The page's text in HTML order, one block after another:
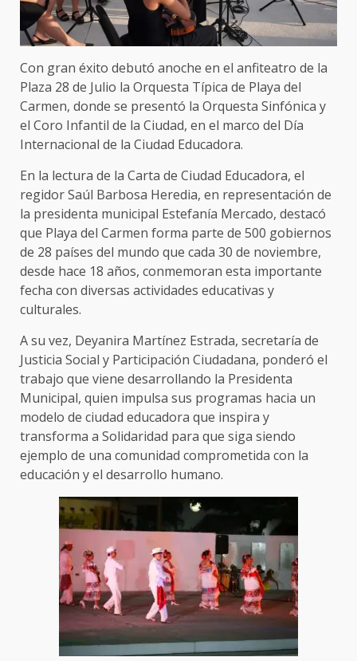
Con gran éxito debutó anoche en el anfiteatro de la
Plaza 28 de Julio la Orquesta Típica de Playa del
Carmen, donde se presentó la Orquesta Sinfónica y
el Coro Infantil de la Ciudad, en el marco del Día
Internacional de la Ciudad Educadora.
En la lectura de la Carta de Ciudad Educadora, el
regidor Saúl Barbosa Heredia, en representación de
la presidenta municipal Estefanía Mercado, destacó
que Playa del Carmen forma parte de 500 gobiernos
de 28 países del mundo que cada 30 de noviembre,
desde hace 18 años, conmemoran esta importante
fecha con diversas actividades educativas y
culturales.
A su vez, Deyanira Martínez Estrada, secretaría de
Justicia Social y Participación Ciudadana, ponderó el
trabajo que viene desarrollando la Presidenta
Municipal, quien impulsa sus programas hacia un
modelo de ciudad educadora que inspira y
transforma a Solidaridad para que siga siendo
ejemplo de una comunidad comprometida con la
educación y el desarrollo humano.